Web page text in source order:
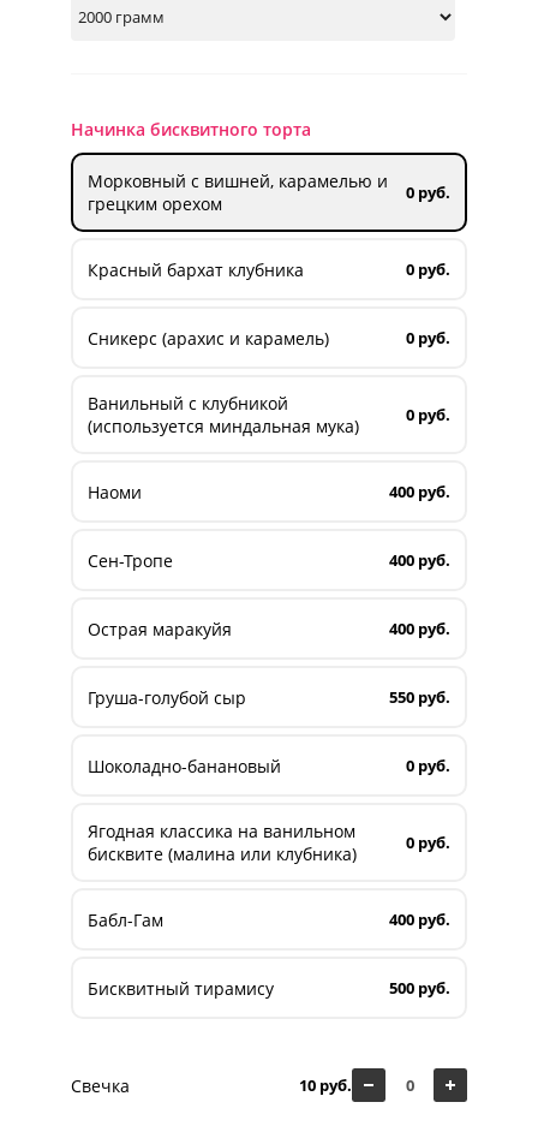
Начинка бисквитного торта
Морковный с вишней, карамелью и
грецким орехом
0 руб.
Красный бархат клубника 0 руб.
Сникерс (арахис и карамель) 0 руб.
Ванильный с клубникой
(используется миндальная мука)
0 руб.
Наоми 400 руб.
Сен-Тропе 400 руб.
Острая маракуйя 400 руб.
Груша-голубой сыр 550 руб.
Шоколадно-банановый 0 руб.
Ягодная классика на ванильном
бисквите (малина или клубника)
0 руб.
Бабл-Гам 400 руб.
Бисквитный тирамису 500 руб.
Свечка 10 руб.